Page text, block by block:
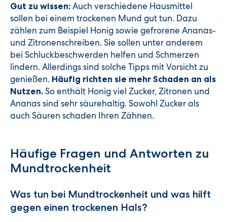
Gut zu wissen: Auch verschiedene Hausmittel
sollen bei einem trockenen Mund gut tun. Dazu
zählen zum Beispiel Honig sowie gefrorene Ananas-
und Zitronenschreiben. Sie sollen unter anderem
bei Schluckbeschwerden helfen und Schmerzen
lindern. Allerdings sind solche Tipps mit Vorsicht zu
genießen. Häufig richten sie mehr Schaden an als
Nutzen. So enthält Honig viel Zucker, Zitronen und
Ananas sind sehr säurehaltig. Sowohl Zucker als
auch Säuren schaden Ihren Zähnen.
Häufige Fragen und Antworten zu
Mundtrockenheit
Was tun bei Mundtrockenheit und was hilft
gegen einen trockenen Hals?